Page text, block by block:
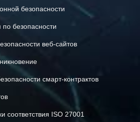
безопасности
безопасности
веб-сайтов
смарт-контрактов
соответствия ISO 27001